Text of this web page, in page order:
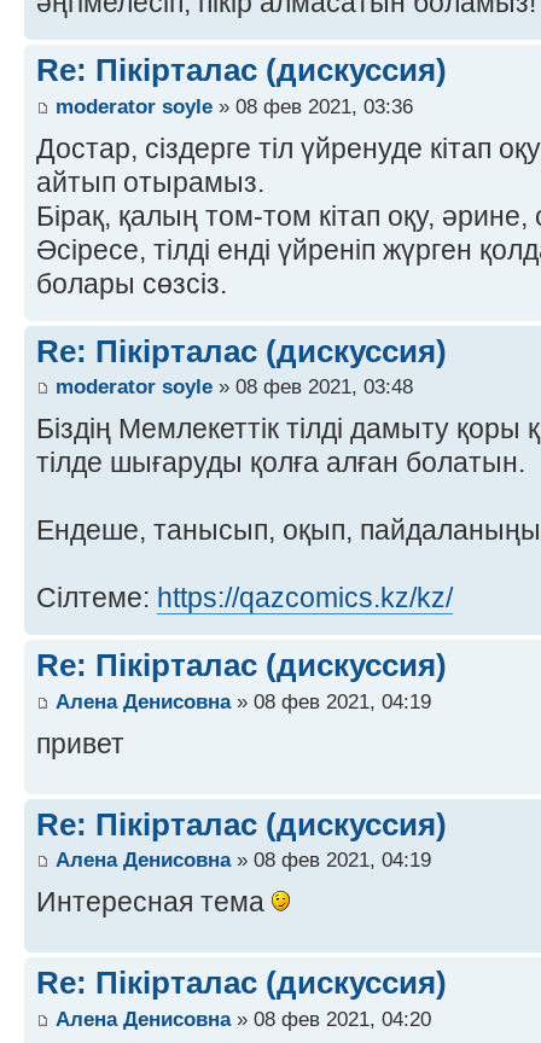
Re: Пікірталас (дискуссия)
moderator soyle » 08 фев 2021, 03:36
Достар, сіздерге тіл үйренуде кітап
айтып отырамыз.
Бірақ, қалың том-том кітап оқу,
Әсіресе, тілді енді үйреніп жүрген
болары сөзсіз.
Re: Пікірталас (дискуссия)
moderator soyle » 08 фев 2021, 03:48
Біздің Мемлекеттік тілді дамыту қоры
тілде шығаруды қолға алған болатын.
Ендеше, танысып, оқып,
Сілтеме: https://qazcomics.kz/kz/
Re: Пікірталас (дискуссия)
Алена Денисовна» 08 фев 2021, 04:19
привет
Re: Пікірталас (дискуссия)
Алена Денисовна» 08 фев 2021, 04:19
Интересная тема
Re: Пікірталас (дискуссия)
Алена Денисовна» 08 фев 2021, 04:20